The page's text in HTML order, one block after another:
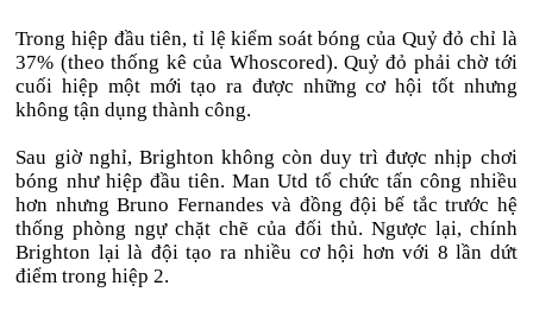
Trong hiệp đầu tiên, tỉ lệ kiểm soát bóng của Quỷ đỏ chỉ là
37% (theo thống kê của Whoscored). Quỷ đỏ phải chờ tới
cuối hiệp một mới tạo ra được những cơ hội tốt nhưng
không tận dụng thành công.
Sau giờ nghỉ, Brighton không còn duy trì được nhịp chơi
bóng như hiệp đầu tiên. Man Utd tổ chức tấn công nhiều
hơn nhưng Bruno Fernandes và đồng đội bế tắc trước hệ
thống phòng ngự chặt chẽ của đối thủ. Ngược lại, chính
Brighton lại là đội tạo ra nhiều cơ hội hơn với 8 lần dứt
điểm trong hiệp 2.